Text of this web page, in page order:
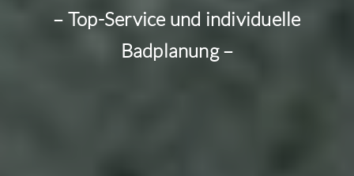
– Top-Service und individuelle
Badplanung –